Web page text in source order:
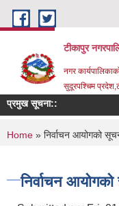
Skip to main content
टीकापुर
नगर
सुदूरपश्चिम
प्रमुख सूचना::
You are
Home » निर्वाचन आयोगको
निर्वाचन